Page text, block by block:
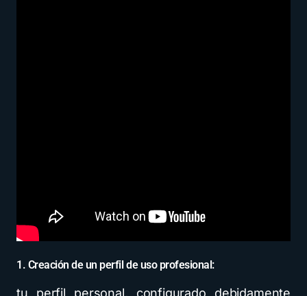
1. Creación de un perfil de uso profesional:
tu perfil personal, configurado debidamente